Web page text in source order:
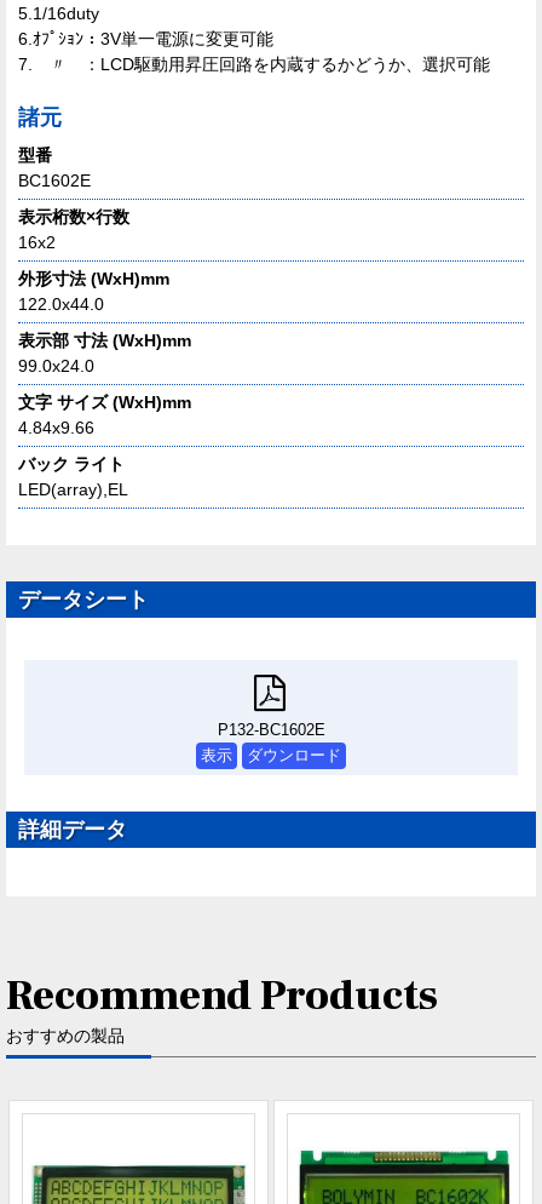
5.1/16duty
6.ｵﾌﾟｼｮﾝ：3V単一電源に変更可能
7. 〃 ：LCD駆動用昇圧回路を内蔵するかどうか、選択可能
諸元
型番
BC1602E
表示桁数×行数
16x2
外形寸法 (WxH)mm
122.0x44.0
表示部 寸法 (WxH)mm
99.0x24.0
文字 サイズ (WxH)mm
4.84x9.66
バック ライト
LED(array),EL
データシート
P132-BC1602E
表示
ダウンロード
詳細データ
Recommend Products
おすすめの製品